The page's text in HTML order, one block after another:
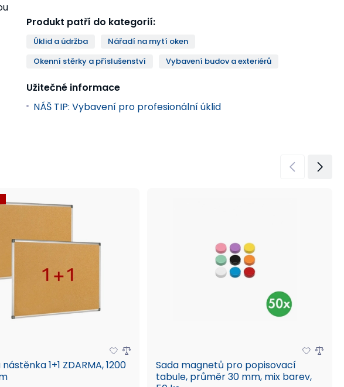
Produkt patří do kategorií:
Úklid a údržba
Nářadí na mytí oken
Okenní stěrky a příslušenství
Vybavení budov a exteriérů
Užitečné informace
NÁŠ TIP: Vybavení pro profesionální úklid
1+1 ZDARMA, 1200
Sada magnetů pro popisovací
tabule, průměr 30 mm, mix barev,